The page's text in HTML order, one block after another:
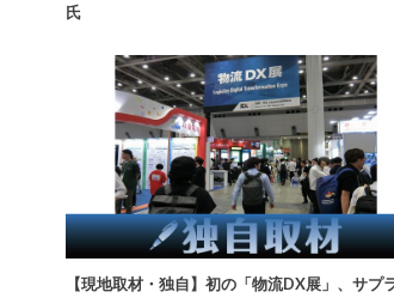
氏
【現地取材・独自】初の「物流DX展」、サプ